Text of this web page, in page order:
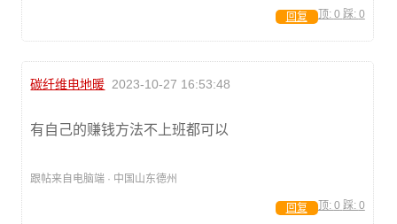
顶: 0 踩: 0
回复
碳纤维电地暖 2023-10-27 16:53:48
有自己的赚钱方法不上班都可以
跟帖来自电脑端 · 中国山东德州
顶: 0 踩: 0
回复